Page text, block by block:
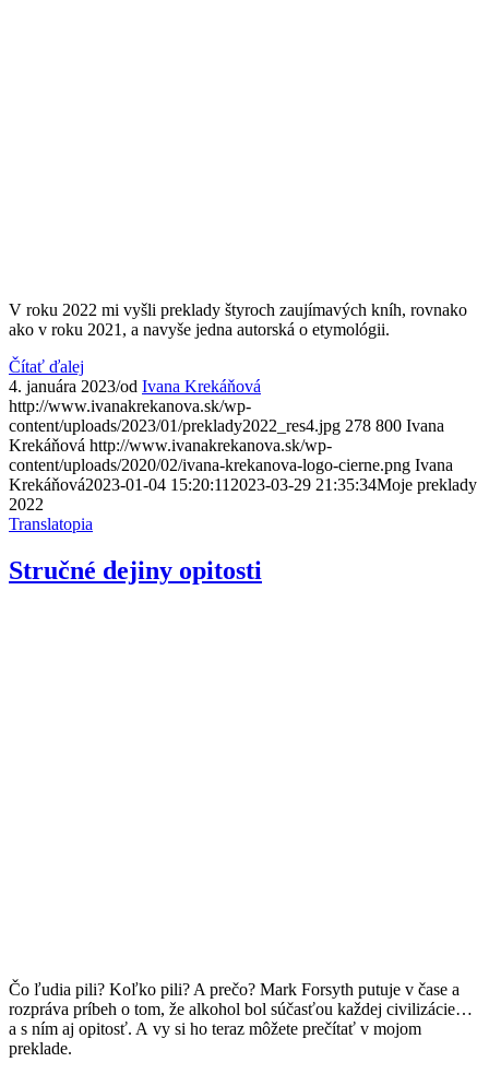
V roku 2022 mi vyšli preklady štyroch zaujímavých kníh, rovnako
ako v roku 2021, a navyše jedna autorská o etymológii.
Čítať ďalej
4. januára 2023/od Ivana Krekáňová
http://www.ivanakrekanova.sk/wp-
content/uploads/2023/01/preklady2022_res4.jpg 278 800 Ivana
Krekáňová http://www.ivanakrekanova.sk/wp-
content/uploads/2020/02/ivana-krekanova-logo-cierne.png Ivana
Krekáňová2023-01-04 15:20:11 2023-03-29 21:35:34Moje preklady
2022
Translatopia
Stručné dejiny opitosti
Čo ľudia pili? Koľko pili? A prečo? Mark Forsyth putuje v čase a
rozpráva príbeh o tom, že alkohol bol súčasťou každej civilizácie…
a s ním aj opitosť. A vy si ho teraz môžete prečítať v mojom
preklade.